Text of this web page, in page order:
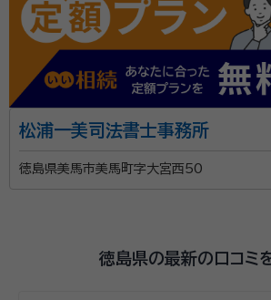
契約後の感想
大手の事務所なので、安心してお付き合いできる
も丁寧に話を聞いて一緒に考えてくれる方だった
行政書士法人アクシスパートナーズは
プロフェッショナル集団です。相続や
寄り添いながら対応しています。 代表の小笠原哲二は、
までの実績で、遺言や相続における手
松浦一美司法書士事務所
徳島県美馬市美馬町字大宮西50
徳島県の最新の口コミ